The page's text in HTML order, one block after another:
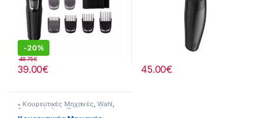
-20%
39.00€
48.75€
45.00€
• Κουρευτικές Μηχανές, Wahl,
Για τον Ανδρα Προσωπική